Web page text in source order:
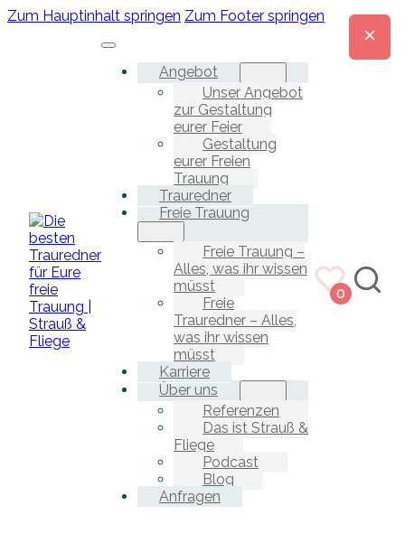
Zum Hauptinhalt springen Zum Footer springen
Angebot
Unser Angebot
zur Gestaltung
eurer Feier
Gestaltung
eurer Freien
Trauung
Trauredner
Freie Trauung
Freie Trauung –
Alles, was ihr wissen
müsst
Freie
Trauredner – Alles,
was ihr wissen
müsst
Karriere
Über uns
Referenzen
Das ist Strauß &
Fliege
Podcast
Blog
Anfragen
0